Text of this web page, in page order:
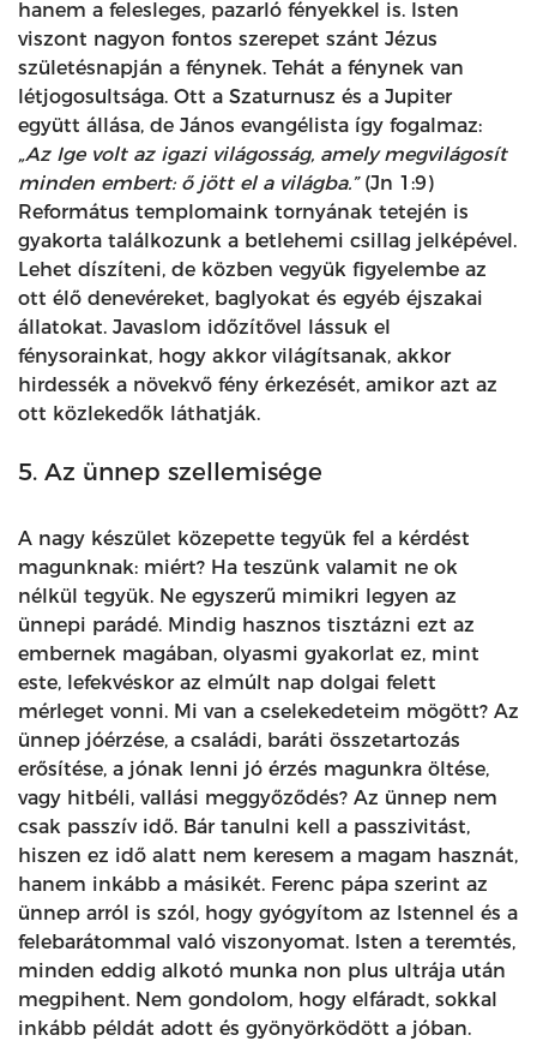
hanem a felesleges, pazarló fényekkel is. Isten
viszont nagyon fontos szerepet szánt Jézus
születésnapján a fénynek. Tehát a fénynek van
létjogosultsága. Ott a Szaturnusz és a Jupiter
együtt állása, de János evangélista így fogalmaz:
„Az Ige volt az igazi világosság, amely megvilágosít
minden embert: ő jött el a világba.” (Jn 1:9)
Református templomaink tornyának tetején is
gyakorta találkozunk a betlehemi csillag jelképével.
Lehet díszíteni, de közben vegyük figyelembe az
ott élő denevéreket, baglyokat és egyéb éjszakai
állatokat. Javaslom időzítővel lássuk el
fénysorainkat, hogy akkor világítsanak, akkor
hirdessék a növekvő fény érkezését, amikor azt az
ott közlekedők láthatják.
5. Az ünnep szellemisége
A nagy készület közepette tegyük fel a kérdést
magunknak: miért? Ha teszünk valamit ne ok
nélkül tegyük. Ne egyszerű mimikri legyen az
ünnepi parádé. Mindig hasznos tisztázni ezt az
embernek magában, olyasmi gyakorlat ez, mint
este, lefekvéskor az elmúlt nap dolgai felett
mérleget vonni. Mi van a cselekedeteim mögött? Az
ünnep jóérzése, a családi, baráti összetartozás
erősítése, a jónak lenni jó érzés magunkra öltése,
vagy hitbéli, vallási meggyőződés? Az ünnep nem
csak passzív idő. Bár tanulni kell a passzivitást,
hiszen ez idő alatt nem keresem a magam hasznát,
hanem inkább a másikét. Ferenc pápa szerint az
ünnep arról is szól, hogy gyógyítom az Istennel és a
felebarátommal való viszonyomat. Isten a teremtés,
minden eddig alkotó munka non plus ultrája után
megpihent. Nem gondolom, hogy elfáradt, sokkal
inkább példát adott és gyönyörködött a jóban.